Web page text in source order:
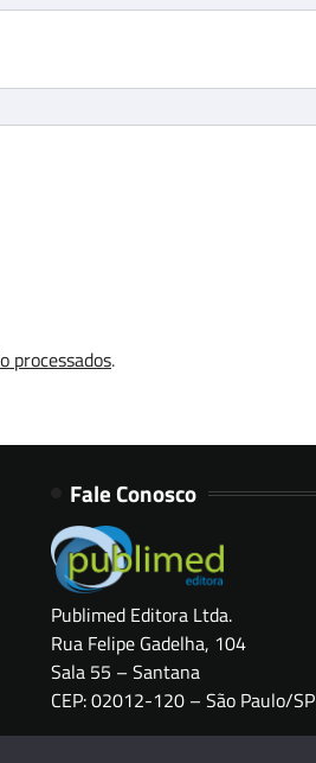
processados.
Fale Conosco
Publimed Editora Ltda.
Rua Felipe Gadelha, 104
Sala 55 – Santana
CEP: 02012-120 – São Paulo/SP